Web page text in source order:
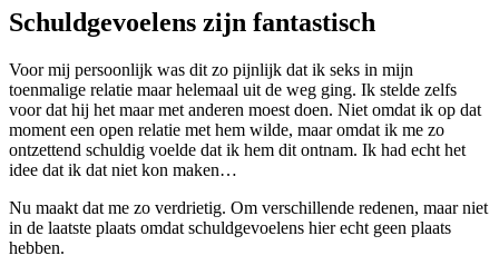
Schuldgevoelens zijn fantastisch
Voor mij persoonlijk was dit zo pijnlijk dat ik seks in mijn
toenmalige relatie maar helemaal uit de weg ging. Ik stelde zelfs
voor dat hij het maar met anderen moest doen. Niet omdat ik op dat
moment een open relatie met hem wilde, maar omdat ik me zo
ontzettend schuldig voelde dat ik hem dit ontnam. Ik had echt het
idee dat ik dat niet kon maken…
Nu maakt dat me zo verdrietig. Om verschillende redenen, maar niet
in de laatste plaats omdat schuldgevoelens hier echt geen plaats
hebben.